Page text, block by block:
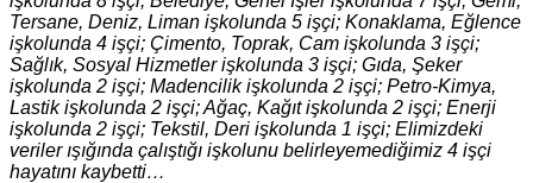
Tersane, Deniz, Liman işkolunda 5 işçi; Konaklama, Eğlence
işkolunda 4 işçi; Çimento, Toprak, Cam işkolunda 3 işçi;
Sağlık, Sosyal Hizmetler işkolunda 3 işçi; Gıda, Şeker
işkolunda 2 işçi; Madencilik işkolunda 2 işçi; Petro-Kimya,
Lastik işkolunda 2 işçi; Ağaç, Kağıt işkolunda 2 işçi; Enerji
işkolunda 2 işçi; Tekstil, Deri işkolunda 1 işçi; Elimizdeki
veriler ışığında çalıştığı işkolunu belirleyemediğimiz 4 işçi
hayatını kaybetti…